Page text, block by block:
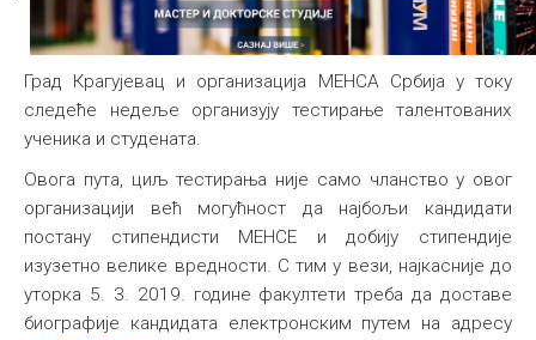
Град Крагујевац и организација МЕНСА Србија у току
следеће недеље организују тестирање талентованих
ученика и студената.
Овога пута, циљ тестирања није само чланство у овог
организацији већ могућност да најбољи кандидати
постану стипендисти МЕНСЕ и добију стипендије
изузетно велике вредности. С тим у вези, најкасније до
уторка 5. 3. 2019. године факултети треба да доставе
биографије кандидата електронским путем на адресу